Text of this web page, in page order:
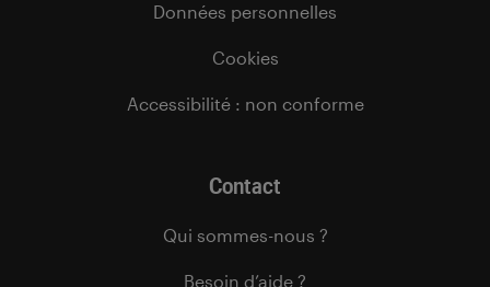
Données personnelles
Cookies
Accessibilité : non conforme
Contact
Qui sommes-nous ?
Besoin d’aide ?